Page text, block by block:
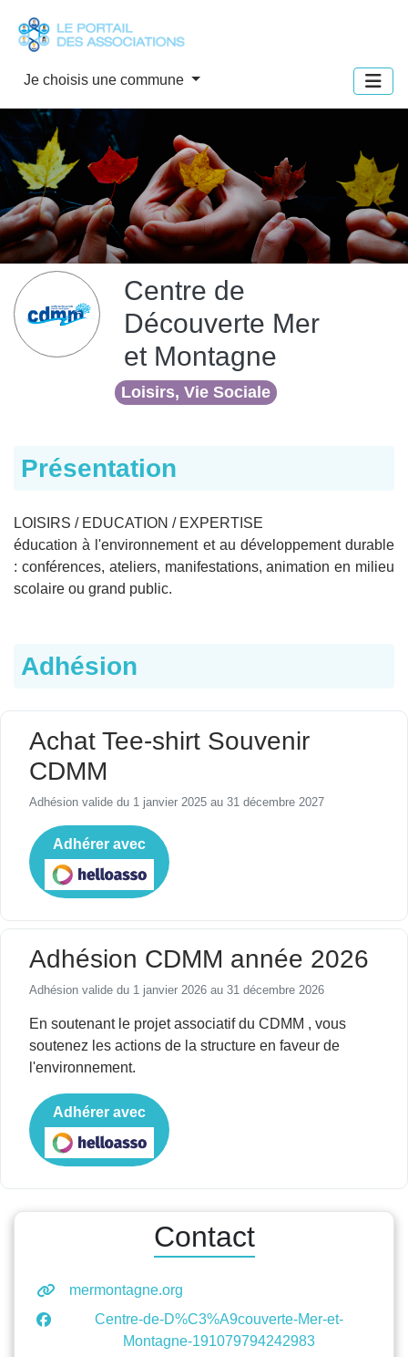
Je choisis une commune
Centre de
Découverte Mer
et Montagne
Loisirs, Vie Sociale
Présentation
LOISIRS / EDUCATION / EXPERTISE
éducation à l'environnement et au développement durable
: conférences, ateliers, manifestations, animation en milieu
scolaire ou grand public.
Adhésion
Achat Tee-shirt Souvenir
CDMM
Adhésion valide du 1 janvier 2025 au 31 décembre 2027
Adhérer avec
Adhésion CDMM année 2026
Adhésion valide du 1 janvier 2026 au 31 décembre 2026
En soutenant le projet associatif du CDMM , vous
soutenez les actions de la structure en faveur de
l'environnement.
Adhérer avec
Contact
mermontagne.org
Centre-de-D%C3%A9couverte-Mer-et-
Montagne-191079794242983